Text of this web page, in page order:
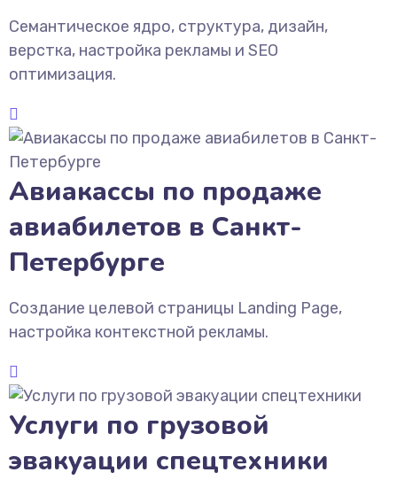
Семантическое ядро, структура, дизайн,
верстка, настройка рекламы и SEO
оптимизация.
Авиакассы по продаже
авиабилетов в Санкт-
Петербурге
Создание целевой страницы Landing Page,
настройка контекстной рекламы.
Услуги по грузовой
эвакуации спецтехники